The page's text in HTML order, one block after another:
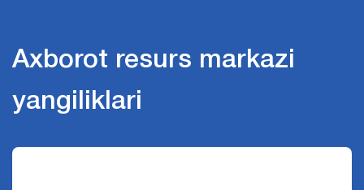
Axborot resurs markazi
yangiliklari